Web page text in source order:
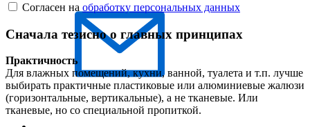
Согласен на обработку персональных данных
Сначала тезисно о главных принципах
Практичность
Для влажных помещений, кухни, ванной, туалета и т.п. лучше
выбирать практичные пластиковые или алюминиевые жалюзи
(горизонтальные, вертикальные), а не тканевые. Или
тканевые, но со специальной пропиткой.